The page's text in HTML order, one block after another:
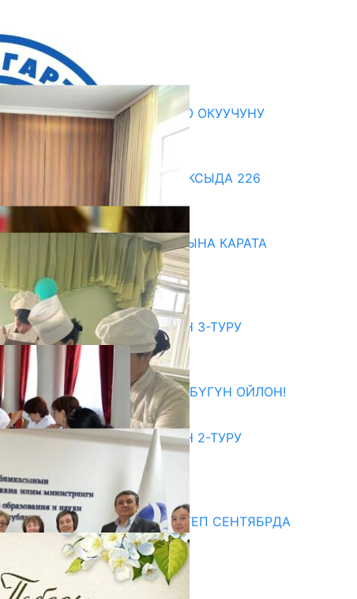
Акыркы жаңылыктар
ЖЕКЕ МЕНЧИК МЕКТЕП 2300 ОКУУЧУНУ
КАНТИП «ОКУТКАН»?
ДООР ӨЗГӨРТКӨН БИЛИМ: АКСЫДА 226
МУГАЛИМ ОКУУДАН ӨТТҮ
07.08.2026
НАРЫНДА ЖАҢЫ ОКУУ ЖЫЛЫНА КАРАТА
ДАЯРДЫКТАР ТАЛКУУЛАНДЫ
07.08.2026
Абитуриент
ЖОЖДОРГО КАБЫЛ АЛУУНУН 3-ТУРУ
БАШТАЛДЫ
27.07.2026
ӨЗҮҢДҮН КЕЛЕЧЕГИҢ ҮЧҮН БҮГҮН ОЙЛОН!
20.07.2026
ЖОЖДОРГО КАБЫЛ АЛУУНУН 2-ТУРУ
20.07.2026
СУЗАКТА 750 ОРУНДУУ МЕКТЕП СЕНТЯБРДА
ПАЙДАЛАНУУГА БЕРИЛЕТ
07.08.2025
Улуу Жеңиштин жандуу сөзү